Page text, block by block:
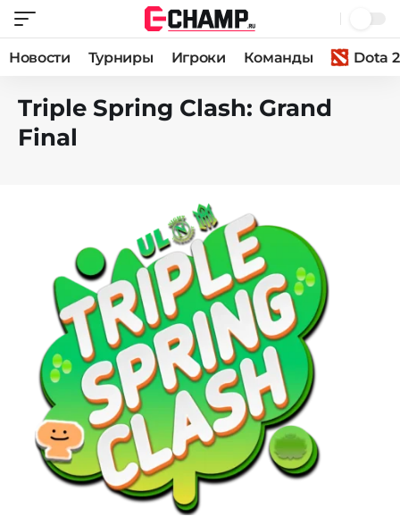
Новости Турниры Игроки Команды Dota 2
Triple Spring Clash: Grand
Final